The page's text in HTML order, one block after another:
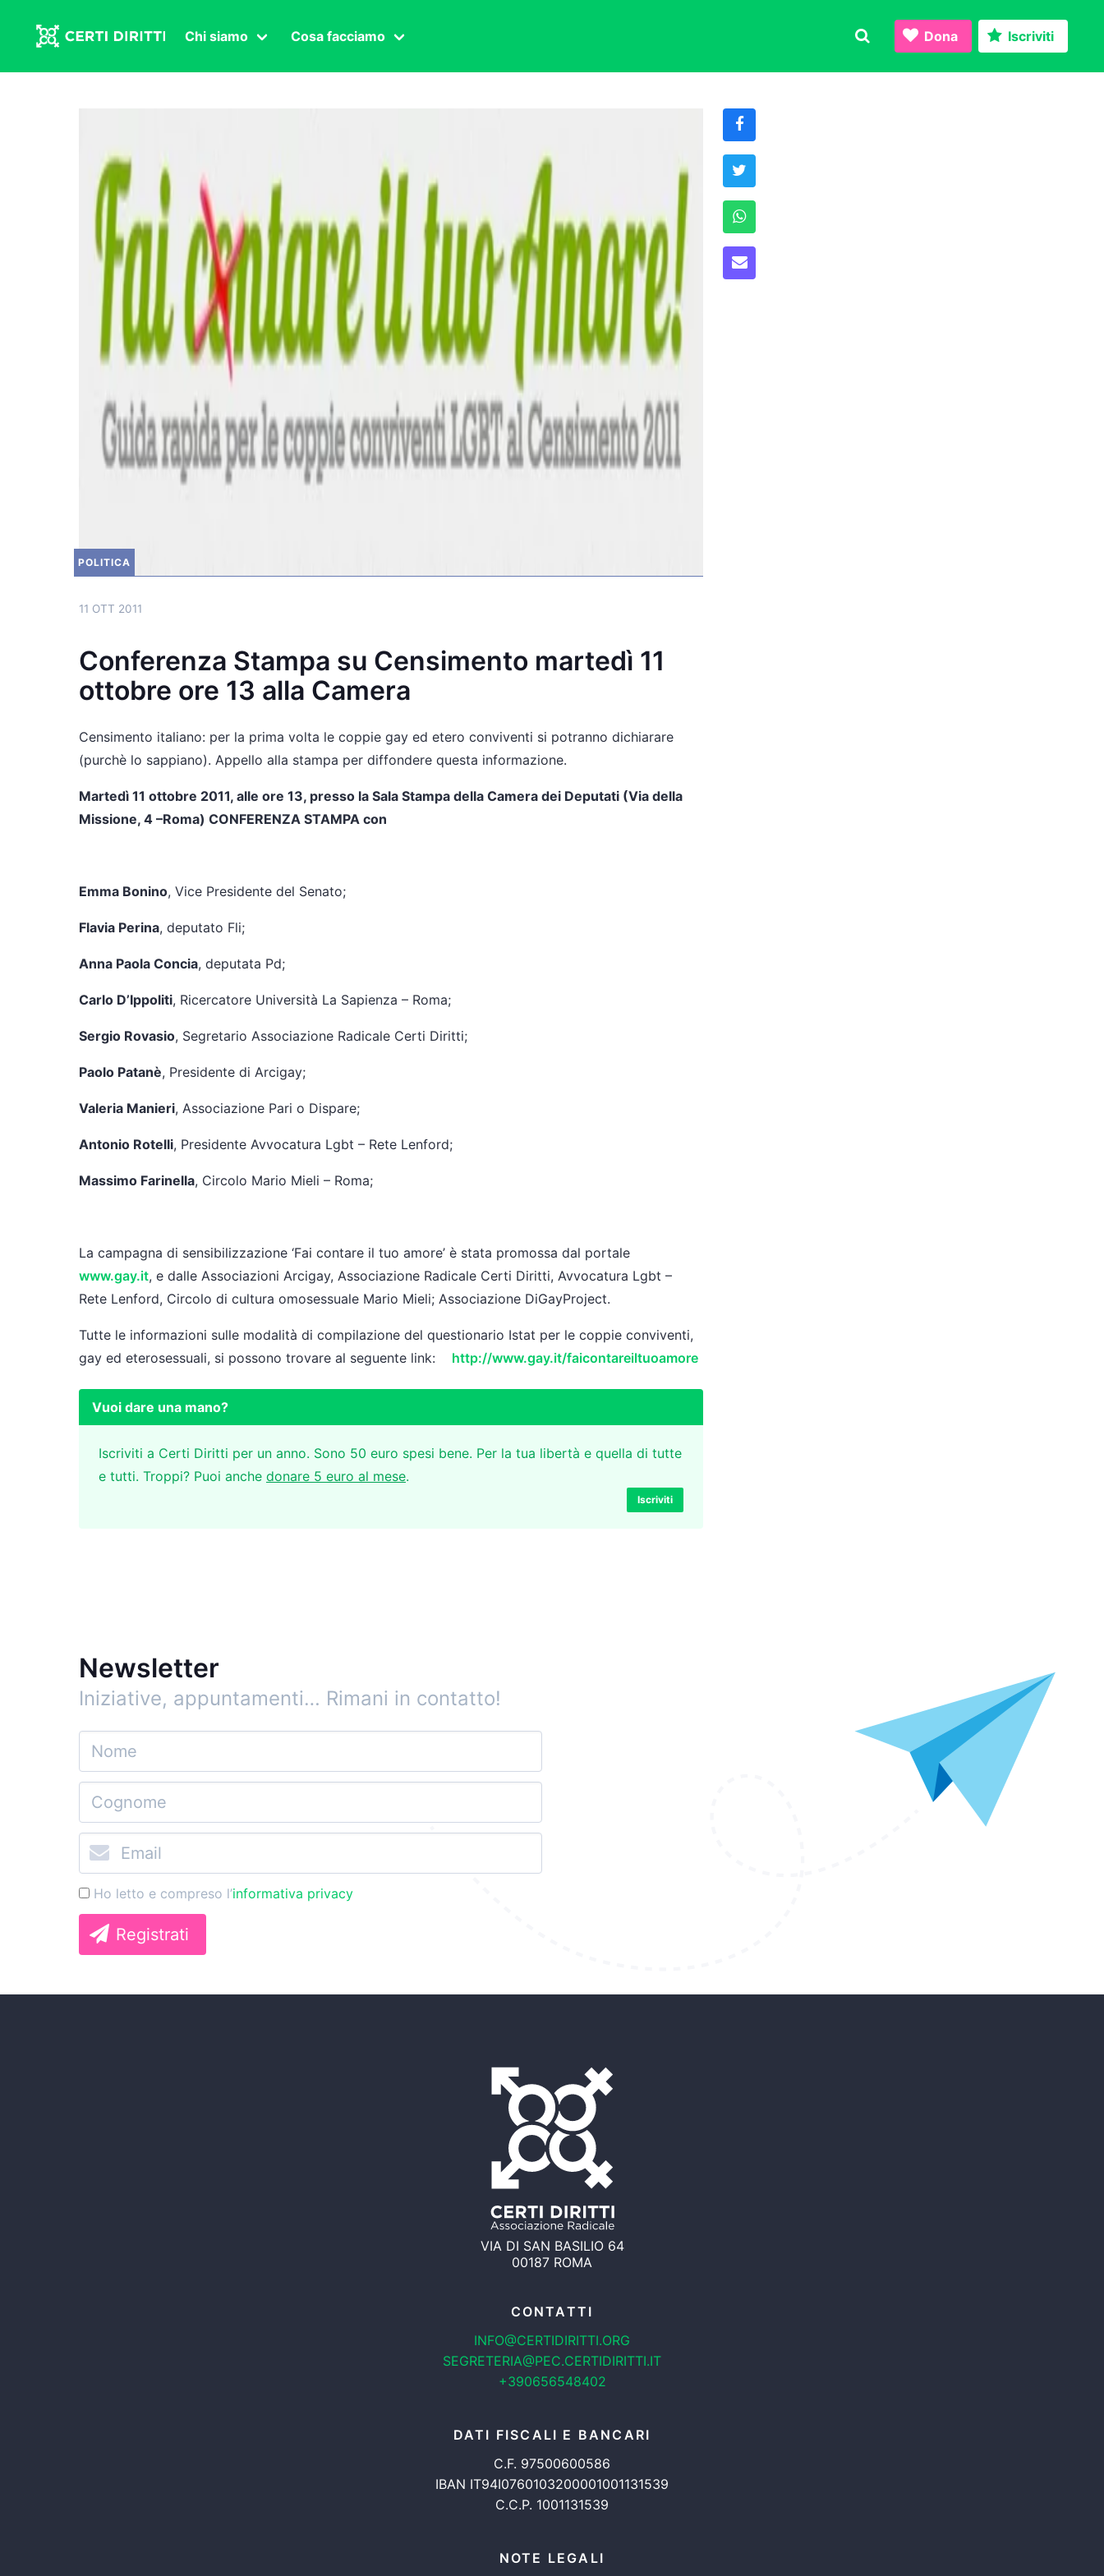
Chi siamo Cosa facciamo
Lavoro sessuale
Salute sessuale
Transnazionale
Politica
Fuor di Pagina
Dona Iscriviti
POLITICA
11 OTT 2011
Conferenza Stampa su Censimento martedì 11
ottobre ore 13 alla Camera
Censimento italiano: per la prima volta le coppie gay ed etero conviventi si potranno dichiarare
(purchè lo sappiano). Appello alla stampa per diffondere questa informazione.
Martedì 11 ottobre 2011, alle ore 13, presso la Sala Stampa della Camera dei Deputati (Via della
Missione, 4 –Roma) CONFERENZA STAMPA con
Emma Bonino, Vice Presidente del Senato;
Flavia Perina, deputato Fli;
Anna Paola Concia, deputata Pd;
Carlo D’Ippoliti, Ricercatore Università La Sapienza – Roma;
Sergio Rovasio, Segretario Associazione Radicale Certi Diritti;
Paolo Patanè, Presidente di Arcigay;
Valeria Manieri, Associazione Pari o Dispare;
Antonio Rotelli, Presidente Avvocatura Lgbt – Rete Lenford;
Massimo Farinella, Circolo Mario Mieli – Roma;
La campagna di sensibilizzazione ‘Fai contare il tuo amore’ è stata promossa dal portale
www.gay.it, e dalle Associazioni Arcigay, Associazione Radicale Certi Diritti, Avvocatura Lgbt –
Rete Lenford, Circolo di cultura omosessuale Mario Mieli; Associazione DiGayProject.
Tutte le informazioni sulle modalità di compilazione del questionario Istat per le coppie conviventi,
gay ed eterosessuali, si possono trovare al seguente link: http://www.gay.it/faicontareiltuoamore
Vuoi dare una mano?
Iscriviti a Certi Diritti per un anno. Sono 50 euro spesi bene. Per la tua libertà e quella di tutte
e tutti. Troppi? Puoi anche donare 5 euro al mese.
Iscriviti
Newsletter
Iniziative, appuntamenti… Rimani in contatto!
Ho letto e compreso l’informativa privacy
Registrati
VIA DI SAN BASILIO 64
00187 ROMA
CONTATTI
INFO@CERTIDIRITTI.ORG
SEGRETERIA@PEC.CERTIDIRITTI.IT
+390656548402
DATI FISCALI E BANCARI
C.F. 97500600586
IBAN IT94I0760103200001001131539
C.C.P. 1001131539
NOTE LEGALI